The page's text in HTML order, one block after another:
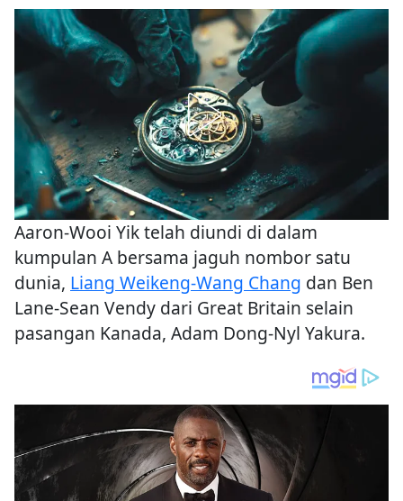
Aaron-Wooi Yik telah diundi di dalam
kumpulan A bersama jaguh nombor satu
dunia, Liang Weikeng-Wang Chang dan Ben
Lane-Sean Vendy dari Great Britain selain
pasangan Kanada, Adam Dong-Nyl Yakura.